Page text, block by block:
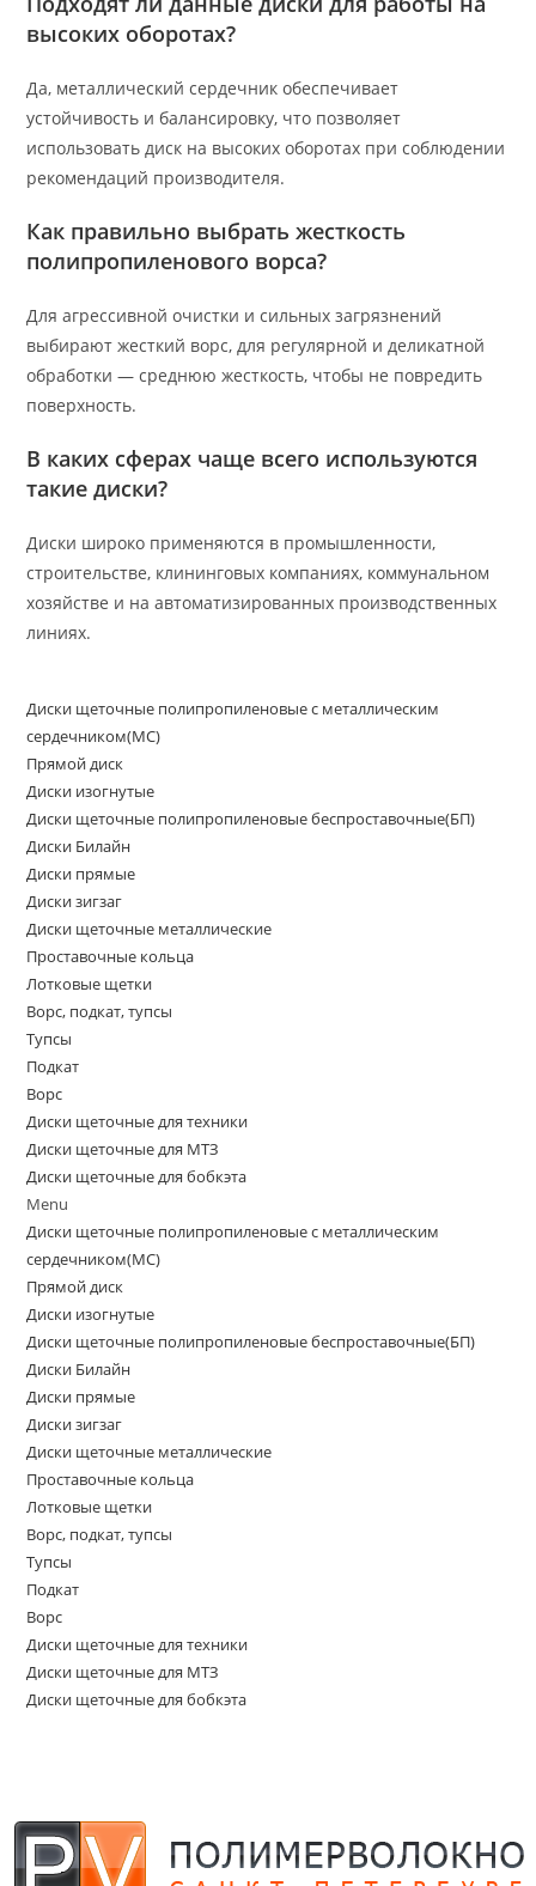
высоких оборотах?
Да, металлический сердечник обеспечивает
устойчивость и балансировку, что позволяет
использовать диск на высоких оборотах при соблюдении
рекомендаций производителя.
Как правильно выбрать жесткость
полипропиленового ворса?
Для агрессивной очистки и сильных загрязнений
выбирают жесткий ворс, для регулярной и деликатной
обработки — среднюю жесткость, чтобы не повредить
поверхность.
В каких сферах чаще всего используются
такие диски?
Диски широко применяются в промышленности,
строительстве, клининговых компаниях, коммунальном
хозяйстве и на автоматизированных производственных
линиях.
Диски щеточные полипропиленовые с металлическим
сердечником(МС)
Прямой диск
Диски изогнутые
Диски щеточные полипропиленовые беспроставочные(БП)
Диски Билайн
Диски прямые
Диски зигзаг
Диски щеточные металлические
Проставочные кольца
Лотковые щетки
Ворс, подкат, тупсы
Тупсы
Подкат
Ворс
Диски щеточные для техники
Диски щеточные для МТЗ
Диски щеточные для бобкэта
Menu
Диски щеточные полипропиленовые с металлическим
сердечником(МС)
Прямой диск
Диски изогнутые
Диски щеточные полипропиленовые беспроставочные(БП)
Диски Билайн
Диски прямые
Диски зигзаг
Диски щеточные металлические
Проставочные кольца
Лотковые щетки
Ворс, подкат, тупсы
Тупсы
Подкат
Ворс
Диски щеточные для техники
Диски щеточные для МТЗ
Диски щеточные для бобкэта